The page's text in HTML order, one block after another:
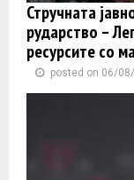
Стручната
рударство –
ресурсите со
posted on 06/